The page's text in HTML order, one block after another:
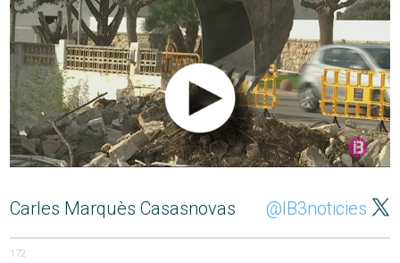
Carles Marquès Casasnovas @IB3noticies
172